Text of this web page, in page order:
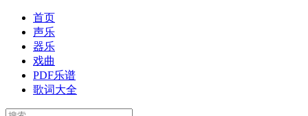
首页
声乐
器乐
戏曲
PDF乐谱
歌词大全